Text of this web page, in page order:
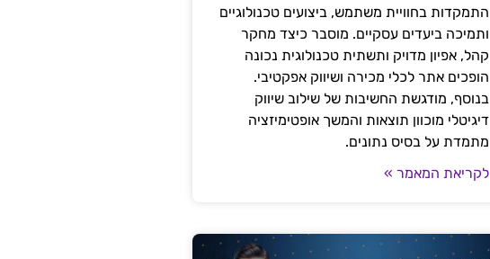
התמקדות בחוויית משתמש, ביצועים טכנולוגיים
ותמיכה ביעדים עסקיים. מוסבר כיצד מחקר
קהל, אפיון מדויק ותשתית טכנולוגית נכונה
הופכים אתר לכלי מכירה ושיווק אפקטיבי.
בנוסף, מודגשת החשיבות של שילוב שיווק
דיגיטלי מוכוון תוצאות והמשך אופטימיזציה
מתמדת על בסיס נתונים.
לקריאת המאמר »